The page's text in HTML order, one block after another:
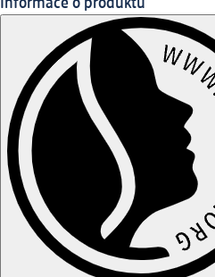
Informace o produktu